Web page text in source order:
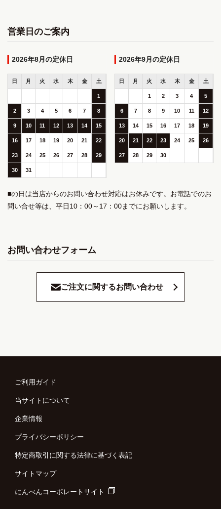
営業日のご案内
2026年8月
日 月 火 水 木 金 土
1
2 3 4 5 6 7 8
9 10 11 12 13 14 15
16 17 18 19 20 21 22
23 24 25 26 27 28 29
30 31
2026年9月
日 月 火 水 木 金 土
1 2 3 4 5
6 7 8 9 10 11 12
13 14 15 16 17 18 19
20 21 22 23 24 25 26
27 28 29 30
■の日は当店からのお問い合わせ対応はお休みです。お電話でのお
問い合せ等は、平日10：00～17：00までにお願いします。
お問い合わせフォーム
ご注文に関するお問い合わせ
ご利用ガイド
当サイトについて
企業情報
プライバシーポリシー
特定商取引に関する法律に基づく表記
サイトマップ
にんべんコーポレートサイト